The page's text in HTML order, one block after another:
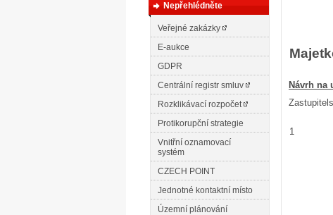
Nepřehlédněte
Veřejné zakázky
E-aukce
GDPR
Centrální registr smluv
Rozklikávací rozpočet
Protikorupční strategie
Vnitřní oznamovací
systém
CZECH POINT
Jednotné kontaktní místo
Územní plánování
Návrh na
1